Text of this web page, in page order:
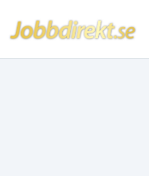
Hoppa till innehåll
Jobbdirekt